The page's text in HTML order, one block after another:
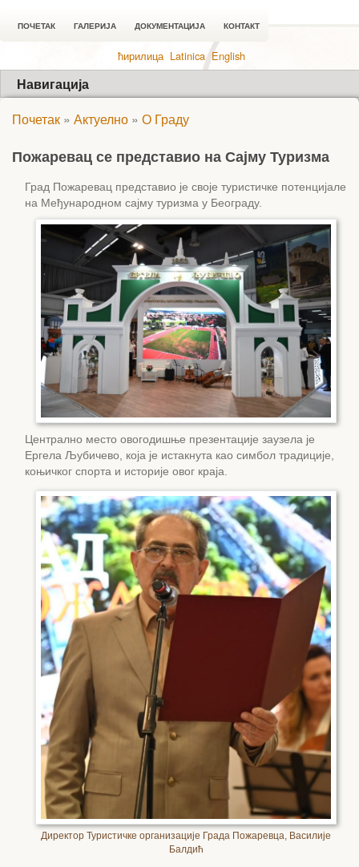
ПОЧЕТАК ГАЛЕРИЈА ДОКУМЕНТАЦИЈА КОНТАКТ
ћирилица Latinica English
Навигација
Почетак » Актуелно » О Граду
Пожаревац се представио на Сајму Туризма
Град Пожаревац представио је своје туристичке потенцијале
на Међународном сајму туризма у Београду.
Централно место овогодишње презентације заузела је
Ергела Љубичево, која је истакнута као симбол традиције,
коњичког спорта и историје овог краја.
Директор Туристичке организације Града Пожаревца, Василије
Балдић